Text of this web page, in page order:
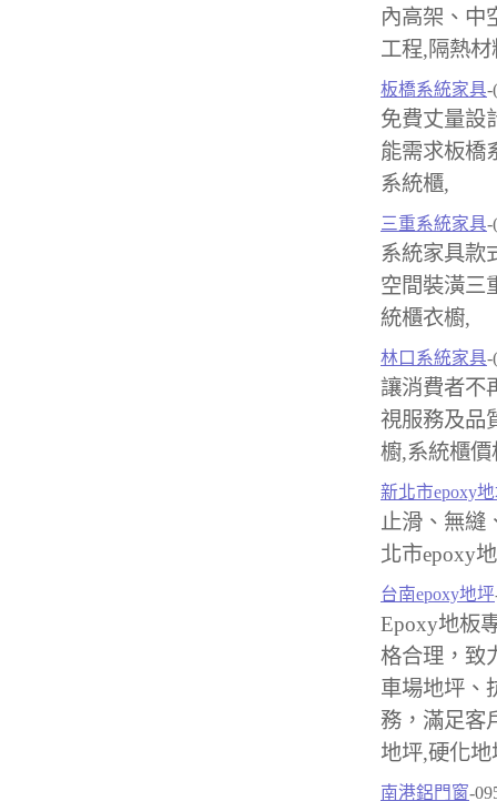
內高架、中
工程,隔熱
板橋系統家具-
免費丈量設
能需求板橋
系統櫃,
三重系統家具-
系統家具款
空間裝潢三
統櫃衣櫥,
林口系統家具-
讓消費者不
視服務及品
櫥,系統櫃價
新北市epoxy
止滑、無縫
北市epoxy
台南epoxy地坪
Epoxy地板
格合理，致
車場地坪、
務，滿足客
地坪,硬化地
南港鋁門窗-